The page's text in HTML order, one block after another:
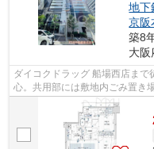
地下
京阪
築8
大阪
ダイコクドラッグ 船場西店ま
心。共用部には敷地内ごみ置き
も充実しています。徒歩1分に駅